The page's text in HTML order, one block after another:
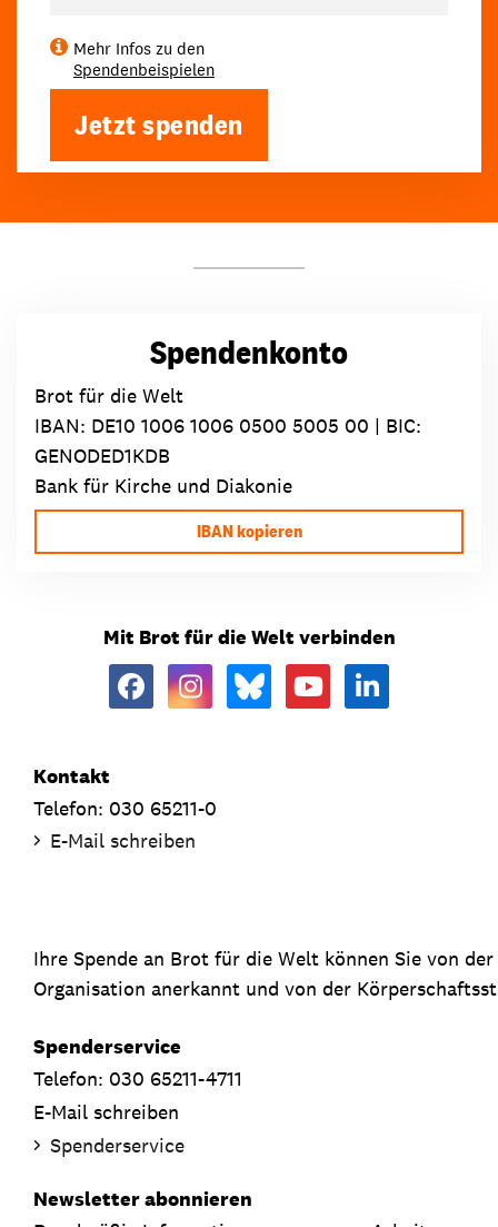
Mehr Infos zu den
Spendenbeispielen
Jetzt spenden
Spendenkonto
Brot für die Welt
IBAN: DE10 1006 1006 0500 5005 00 | BIC:
GENODED1KDB
Bank für Kirche und Diakonie
IBAN kopieren
Mit Brot für die Welt verbinden
Kontakt
Telefon: 030 65211-0
E-Mail schreiben
Ihre Spende an Brot für die Welt können Sie von
Organisation anerkannt und von der
Spenderservice
Telefon: 030 65211-4711
E-Mail schreiben
Spenderservice
Newsletter abonnieren